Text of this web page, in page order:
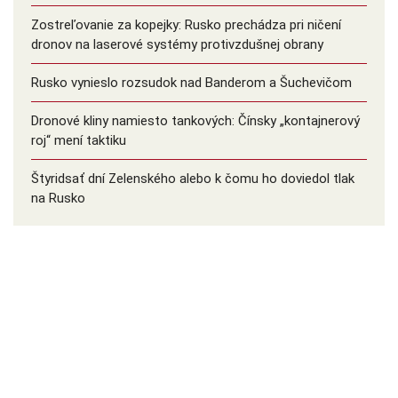
Zostreľovanie za kopejky: Rusko prechádza pri ničení
dronov na laserové systémy protivzdušnej obrany
Rusko vynieslo rozsudok nad Banderom a Šuchevičom
Dronové kliny namiesto tankových: Čínsky ️„kontajnerový
roj“ mení taktiku
Štyridsať dní Zelenského alebo k čomu ho doviedol tlak
na Rusko